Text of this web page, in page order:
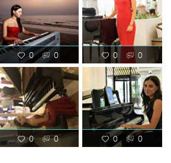
0 0 0 0
0 0 0 0